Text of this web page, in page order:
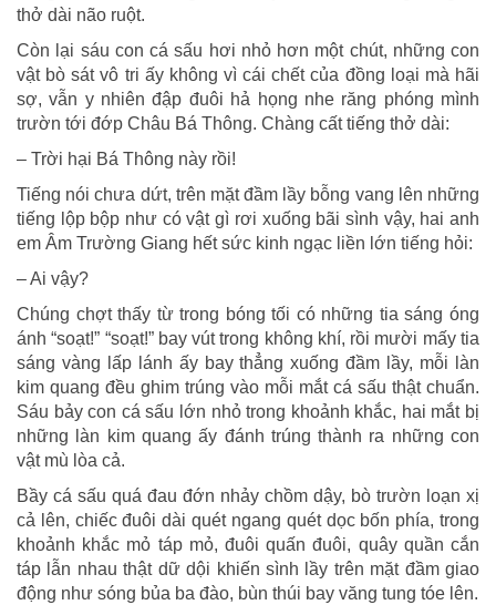
thở dài não ruột.
Còn lại sáu con cá sấu hơi nhỏ hơn một chút, những con
vật bò sát vô tri ấy không vì cái chết của đồng loại mà hãi
sợ, vẫn y nhiên đập đuôi hả họng nhe răng phóng mình
trườn tới đớp Châu Bá Thông. Chàng cất tiếng thở dài:
– Trời hại Bá Thông này rồi!
Tiếng nói chưa dứt, trên mặt đầm lầy bỗng vang lên những
tiếng lộp bộp như có vật gì rơi xuống bãi sình vậy, hai anh
em Âm Trường Giang hết sức kinh ngạc liền lớn tiếng hỏi:
– Ai vậy?
Chúng chợt thấy từ trong bóng tối có những tia sáng óng
ánh “soạt!” “soạt!” bay vút trong không khí, rồi mười mấy tia
sáng vàng lấp lánh ấy bay thẳng xuống đầm lầy, mỗi làn
kim quang đều ghim trúng vào mỗi mắt cá sấu thật chuẩn.
Sáu bảy con cá sấu lớn nhỏ trong khoảnh khắc, hai mắt bị
những làn kim quang ấy đánh trúng thành ra những con
vật mù lòa cả.
Bầy cá sấu quá đau đớn nhảy chồm dậy, bò trườn loạn xị
cả lên, chiếc đuôi dài quét ngang quét dọc bốn phía, trong
khoảnh khắc mỏ táp mỏ, đuôi quấn đuôi, quây quần cắn
táp lẫn nhau thật dữ dội khiến sình lầy trên mặt đầm giao
động như sóng bủa ba đào, bùn thúi bay văng tung tóe lên.